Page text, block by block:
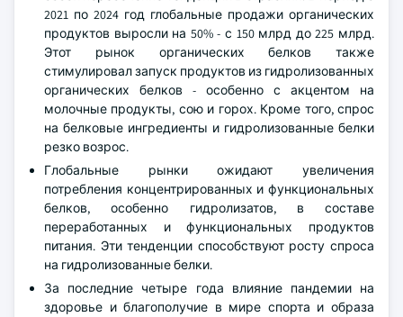
2021 по 2024 год глобальные продажи органических
продуктов выросли на 50% - с 150 млрд до 225 млрд.
Этот рынок органических белков также
стимулировал запуск продуктов из гидролизованных
органических белков - особенно с акцентом на
молочные продукты, сою и горох. Кроме того, спрос
на белковые ингредиенты и гидролизованные белки
резко возрос.
Глобальные рынки ожидают увеличения
потребления концентрированных и функциональных
белков, особенно гидролизатов, в составе
переработанных и функциональных продуктов
питания. Эти тенденции способствуют росту спроса
на гидролизованные белки.
За последние четыре года влияние пандемии на
здоровье и благополучие в мире спорта и образа